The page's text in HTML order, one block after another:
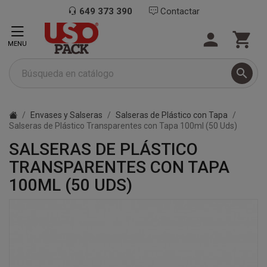
649 373 390 Contactar

 
MENU
Envases y Salseras
Salseras de Plástico con Tapa
Salseras de Plástico Transparentes con Tapa 100ml (50 Uds)
SALSERAS DE PLÁSTICO
TRANSPARENTES CON TAPA
100ML (50 UDS)